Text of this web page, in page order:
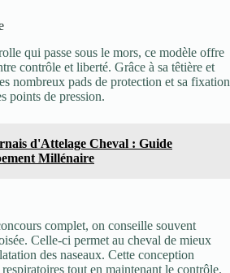
qui passe sous le mors, ce modèle offre
contrôle et liberté. Grâce à sa têtière et
nombreux pads de protection et sa fixation
points de pression.
d'Attelage Cheval : Guide
Millénaire
complet, on conseille souvent
Celle-ci permet au cheval de mieux
des naseaux. Cette conception
tout en maintenant le contrôle.